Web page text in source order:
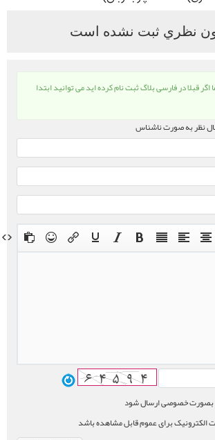
نظري ثبت نشده است
قبلا در فارسی بلاگ ثبت نام کرده اید می توانید ابتدا
نظر به صورت ناشناس
خصوصی ارسال شود
برای عموم قابل مشاهده باشد